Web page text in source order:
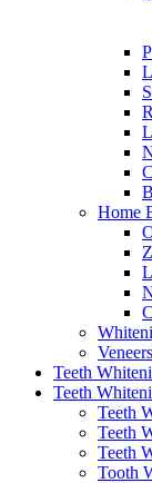
Home
Teeth
Teeth
Teeth
Teeth
Teeth
Tooth